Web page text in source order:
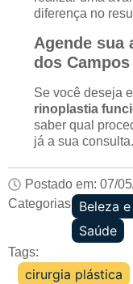
diferença no
Agende sua
dos Campos
Se você deseja
rinoplastia
saber qual
já a sua consulta.
Postado em: 07/
Categorias: Beleza
Saúde
Tags:
cirurgia plástica